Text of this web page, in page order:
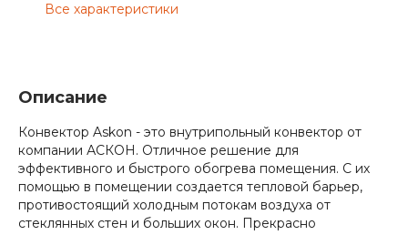
Все характеристики
Описание
Конвектор Askon - это внутрипольный конвектор от
компании АСКОН. Отличное решение для
эффективного и быстрого обогрева помещения. С их
помощью в помещении создается тепловой барьер,
противостоящий холодным потокам воздуха от
стеклянных стен и больших окон. Прекрасно